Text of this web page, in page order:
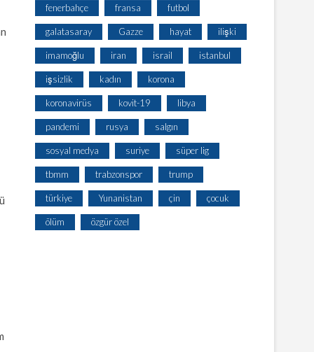
fenerbahçe fransa futbol
galatasaray Gazze hayat ilişki
imamoğlu iran israil istanbul
işsizlik kadın korona
koronavirüs kovit-19 libya
pandemi rusya salgın
sosyal medya suriye süper lig
tbmm trabzonspor trump
türkiye Yunanistan çin çocuk
ölüm özgür özel